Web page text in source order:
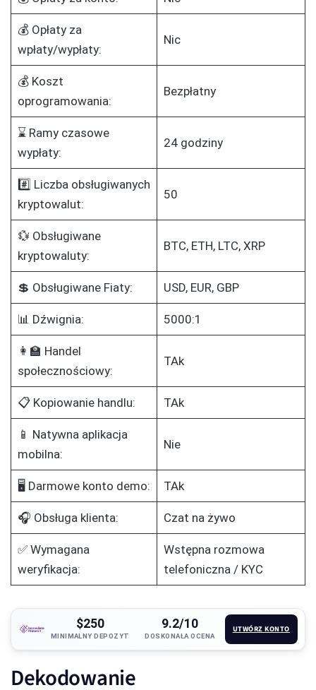
💰 Opłaty za
wpłaty/wypłaty:
Nic
💰 Koszt
oprogramowania:
Bezpłatny
⌛ Ramy czasowe
wypłaty:
24 godziny
#️⃣ Liczba obsługiwanych
kryptowalut:
50
💱 Obsługiwane
kryptowaluty:
BTC, ETH, LTC, XRP
💲 Obsługiwane Fiaty: USD, EUR, GBP
📊 Dźwignia: 5000:1
👩‍🏫 Handel
społecznościowy:
TAk
📋 Kopiowanie handlu: TAk
📱 Natywna aplikacja
mobilna:
Nie
🖥️ Darmowe konto demo: TAk
🎧 Obsługa klienta: Czat na żywo
✅ Wymagana
weryfikacja:
Wstępna rozmowa
telefoniczna / KYC
$250
MINIMALNY DEPOZYT
9.2/10
DOSKONAŁA OCENA
UTWÓRZ KONTO
Dekodowanie